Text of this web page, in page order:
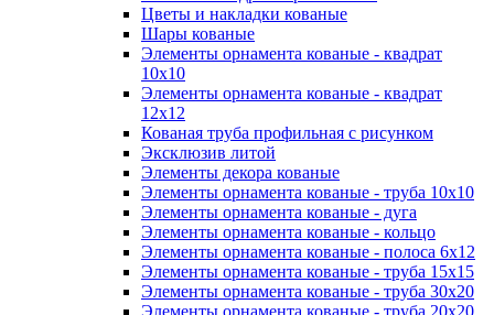
Цветы и накладки кованые
Шары кованые
Элементы орнамента кованые - квадрат
10х10
Элементы орнамента кованые - квадрат
12х12
Кованая труба профильная с рисунком
Эксклюзив литой
Элементы декора кованые
Элементы орнамента кованые - труба 10х10
Элементы орнамента кованые - дуга
Элементы орнамента кованые - кольцо
Элементы орнамента кованые - полоса 6х12
Элементы орнамента кованые - труба 15х15
Элементы орнамента кованые - труба 30х20
Элементы орнамента кованые - труба 20х20